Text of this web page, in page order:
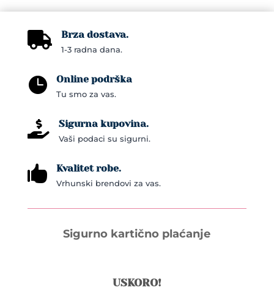
 Brza dostava.
1-3 radna dana.
 Online podrška
Tu smo za vas.
 Sigurna kupovina.
Vaši podaci su sigurni.
 Kvalitet robe.
Vrhunski brendovi za vas.
Sigurno kartično plaćanje
USKORO!